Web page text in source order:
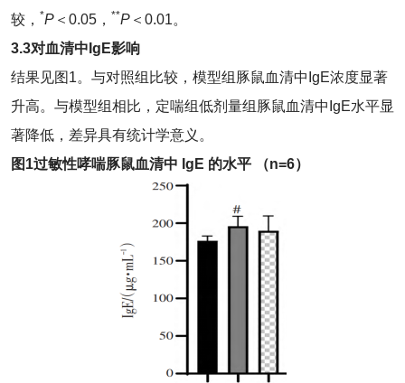
较， *P ＜0.05， **P ＜0.01。
3.3对血清中IgE影响
结果见图1。与对照组比较，模型组豚鼠血清中IgE浓度显著
升高。与模型组相比，定喘组低剂量组豚鼠血清中IgE水平显
著降低，差异具有统计学意义。
图1过敏性哮喘豚鼠血清中 IgE 的水平 （n=6）